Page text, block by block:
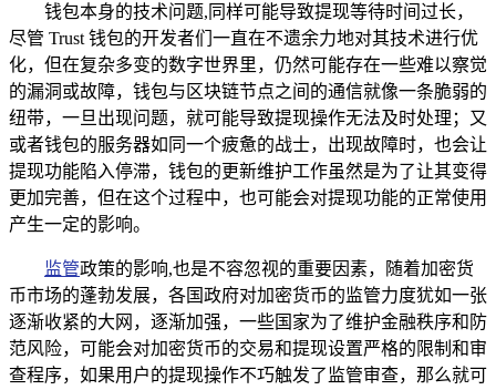
钱包本身的技术问题,同样可能导致提现等待时间过长，
尽管 Trust 钱包的开发者们一直在不遗余力地对其技术进行优
化，但在复杂多变的数字世界里，仍然可能存在一些难以察觉
的漏洞或故障，钱包与区块链节点之间的通信就像一条脆弱的
纽带，一旦出现问题，就可能导致提现操作无法及时处理；又
或者钱包的服务器如同一个疲惫的战士，出现故障时，也会让
提现功能陷入停滞，钱包的更新维护工作虽然是为了让其变得
更加完善，但在这个过程中，也可能会对提现功能的正常使用
产生一定的影响。
监管政策的影响,也是不容忽视的重要因素，随着加密货
币市场的蓬勃发展，各国政府对加密货币的监管力度犹如一张
逐渐收紧的大网，逐渐加强，一些国家为了维护金融秩序和防
范风险，可能会对加密货币的交易和提现设置严格的限制和审
查程序，如果用户的提现操作不巧触发了监管审查，那么就可